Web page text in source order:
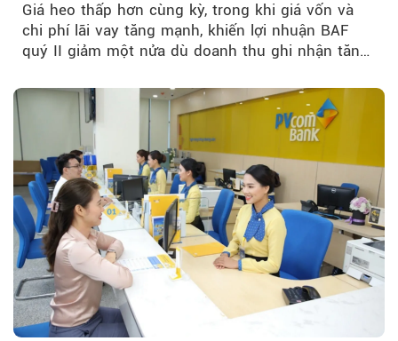
Giá heo thấp hơn cùng kỳ, trong khi giá vốn và
chi phí lãi vay tăng mạnh, khiến lợi nhuận BAF
quý II giảm một nửa dù doanh thu ghi nhận tăng